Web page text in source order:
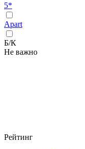
5*
Apart
Б/К
Не важно
Рейтинг